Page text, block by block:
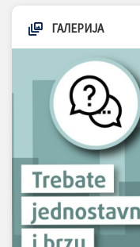
ГАЛЕРИЈА